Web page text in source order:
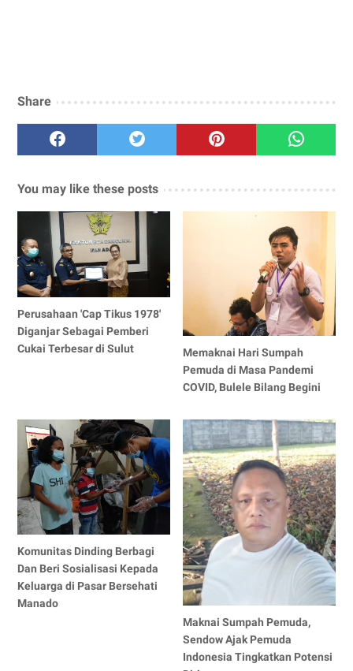
Share
You may like these posts
Perusahaan 'Cap Tikus 1978'
Diganjar Sebagai Pemberi
Cukai Terbesar di Sulut
Memaknai Hari Sumpah
Pemuda di Masa Pandemi
COVID, Bulele Bilang Begini
Komunitas Dinding Berbagi
Dan Beri Sosialisasi Kepada
Keluarga di Pasar Bersehati
Manado
Maknai Sumpah Pemuda,
Sendow Ajak Pemuda
Indonesia Tingkatkan Potensi